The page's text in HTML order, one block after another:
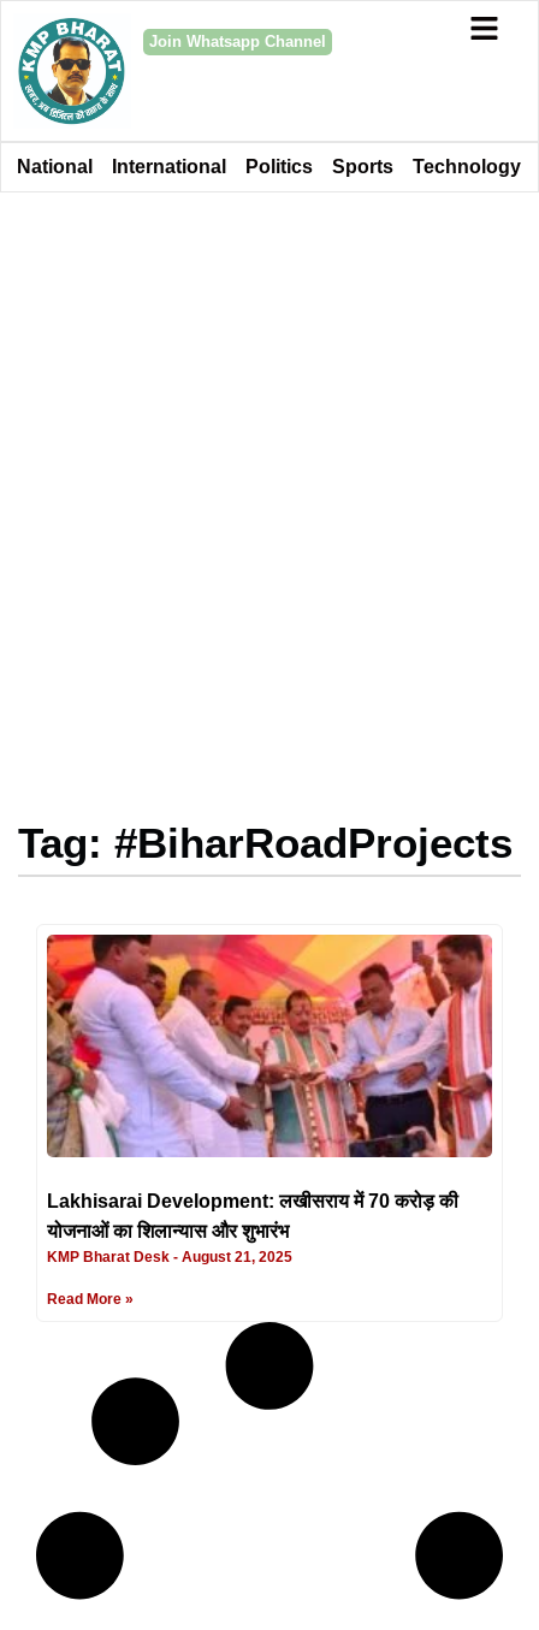
Join Whatsapp Channel
National International Politics Sports Technology
Tag: #BiharRoadProjects
Lakhisarai Development: लखीसराय में 70 करोड़ की
योजनाओं का शिलान्यास और शुभारंभ
KMP Bharat Desk August 21, 2025
Read More »